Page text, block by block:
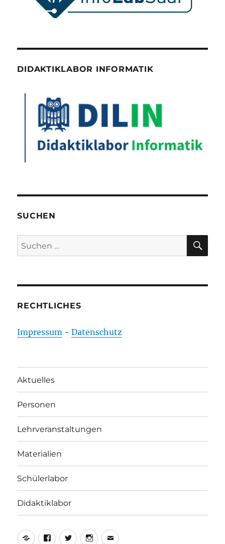
DIDAKTIKLABOR INFORMATIK
SUCHEN
Suchen
nach:
RECHTLICHES
Impressum -Datenschutz
Aktuelles
Personen
Lehrveranstaltungen
Materialien
Schülerlabor
Didaktiklabor
Yelp Facebook
TwitterInstagram
E-